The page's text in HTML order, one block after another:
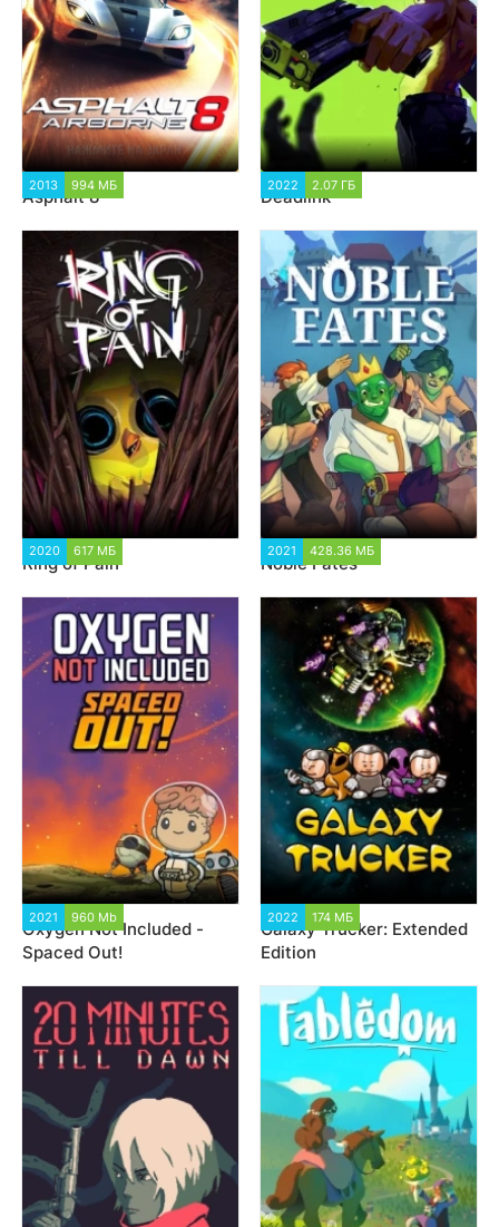
2013 994 МБ
Asphalt 8
2022 2.07 ГБ
Deadlink
2020 617 МБ
Ring of Pain
2021 428.36 МБ
Noble Fates
2021 960 Mb
Oxygen Not Included -
Spaced Out!
2022 174 МБ
Galaxy Trucker: Extended
Edition